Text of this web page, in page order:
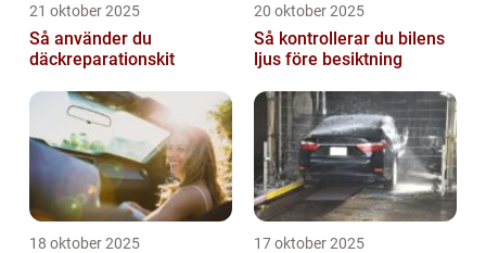
21 oktober 2025
Så använder du
däckreparationskit
20 oktober 2025
Så kontrollerar du bilens
ljus före besiktning
18 oktober 2025 17 oktober 2025